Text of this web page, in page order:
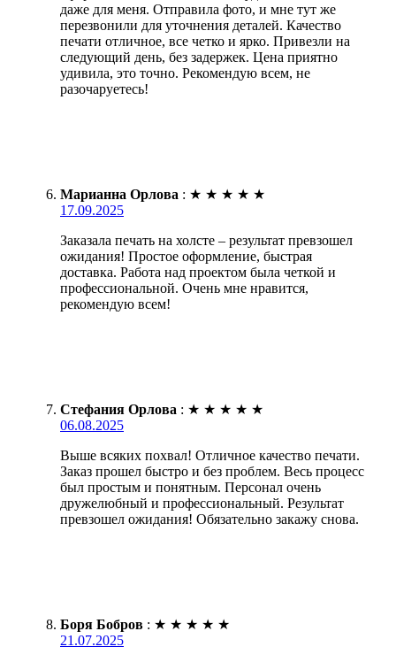
даже для меня. Отправила фото, и мне тут же
перезвонили для уточнения деталей. Качество
печати отличное, все четко и ярко. Привезли на
следующий день, без задержек. Цена приятно
удивила, это точно. Рекомендую всем, не
разочаруетесь!
Марианна Орлова : ★ ★ ★ ★ ★
17.09.2025
Заказала печать на холсте – результат превзошел
ожидания! Простое оформление, быстрая
доставка. Работа над проектом была четкой и
профессиональной. Очень мне нравится,
рекомендую всем!
Стефания Орлова : ★ ★ ★ ★ ★
06.08.2025
Выше всяких похвал! Отличное качество печати.
Заказ прошел быстро и без проблем. Весь процесс
был простым и понятным. Персонал очень
дружелюбный и профессиональный. Результат
превзошел ожидания! Обязательно закажу снова.
Боря Бобров : ★ ★ ★ ★ ★
21.07.2025